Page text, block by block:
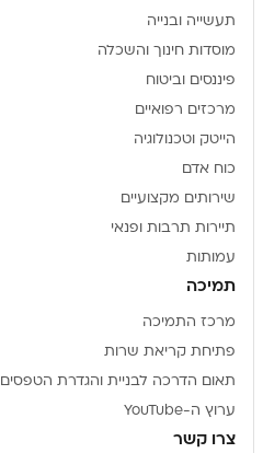
תעשייה ובנייה
מוסדות חינוך והשכלה
פיננסים וביטוח
מרכזים רפואיים
הייטק וטכנולוגיה
כוח אדם
שירותים מקצועיים
תיירות תרבות ופנאי
עמותות
תמיכה
מרכז התמיכה
פתיחת קריאת שרות
תאום הדרכה לבניית והגדרת הטפסים
ערוץ ה-YouTube
צרו קשר